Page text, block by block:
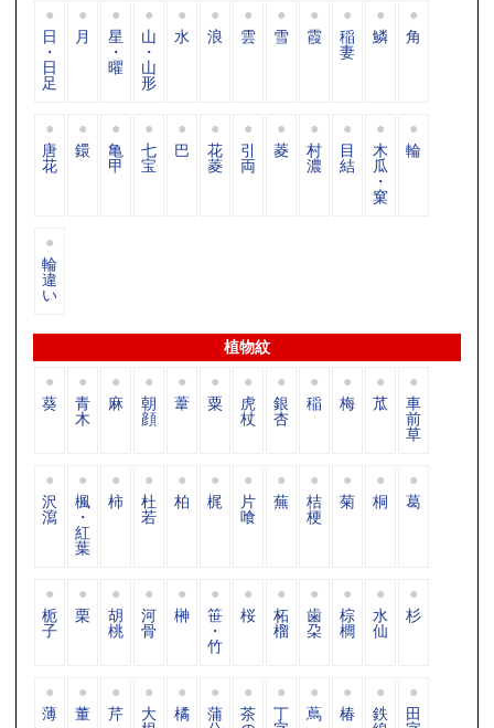
日
・
日
足
月 星
・
曜
山
・
山
形
水 浪 雲 雪 霞 稲
妻
鱗 角
唐
花
鐶 亀
甲
七
宝
巴 花
菱
引
両
菱 村
濃
目
結
木
瓜
・
窠
輪
輪
違
い
植物紋
葵 青
木
麻 朝
顔
葦 粟 虎
杖
銀
杏
稲 梅 苽 車
前
草
沢
瀉
楓
・
紅
葉
柿 杜
若
柏 梶 片
喰
蕪 桔
梗
菊 桐 葛
栀
子
栗 胡
桃
河
骨
榊 笹
・
竹
桜 柘
榴
歯
朶
棕
櫚
水
仙
杉
薄 董 芹 大 橘 蒲 茶 丁 蔦 椿 鉄 田